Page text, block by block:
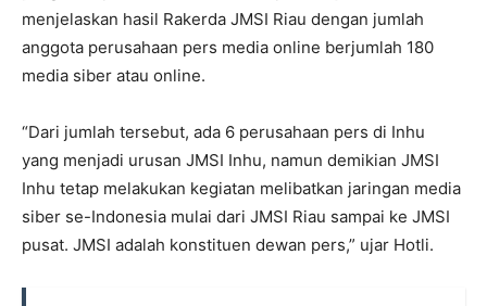
menjelaskan hasil Rakerda JMSI Riau dengan jumlah
anggota perusahaan pers media online berjumlah 180
media siber atau online.
“Dari jumlah tersebut, ada 6 perusahaan pers di Inhu
yang menjadi urusan JMSI Inhu, namun demikian JMSI
Inhu tetap melakukan kegiatan melibatkan jaringan media
siber se-Indonesia mulai dari JMSI Riau sampai ke JMSI
pusat. JMSI adalah konstituen dewan pers,” ujar Hotli.